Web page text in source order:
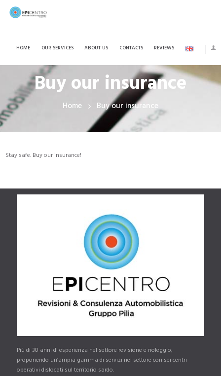
HOME OUR SERVICES ABOUT US CONTACTS REVIEWS
Buy our insurance
Home Buy our insurance
Stay safe. Buy our insurance!
Più di 30 anni di esperienza nel settore revisione e noleggio,
proponendo un’ampia gamma di servizi nel settore con sei centri
operativi dislocati sul territorio sardo.